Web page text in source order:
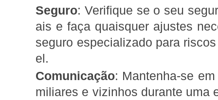
Seguro: Verifique se o seu
ais e faça quaisquer ajustes
seguro especializado para
el.
Comunicação: Mantenha-se
miliares e vizinhos durante uma